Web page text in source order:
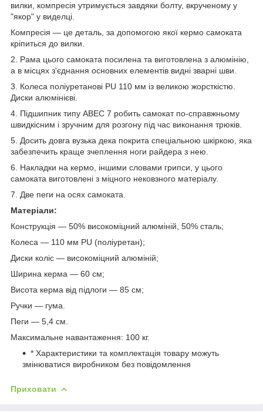
вилки, компресія утримується завдяки болту, вкрученому у
"якор" у виделці.
Компресія — це деталь, за допомогою якої кермо самоката
кріпиться до вилки.
2. Рама цього самоката посилена та виготовлена з алюмінію,
а в місцях з'єднання основних елементів видні зварні шви.
3. Колеса поліуретанові PU 110 мм із великою жорсткістю.
Диски алюмінієві.
4. Підшипник типу ABEC 7 робить самокат по-справжньому
швидкісним і зручним для розгону під час виконання трюків.
5. Досить довга вузька дека покрита спеціальною шкіркою, яка
забезпечить краще зчеплення ноги райдера з нею.
6. Накладки на кермо, іншими словами грипси, у цього
самоката виготовлені з міцного нековзного матеріалу.
7. Две пеги на осях самоката.
Матеріали:
Конструкція — 50% високоміцний алюміній, 50% сталь;
Колеса — 110 мм PU (поліуретан);
Диски коліс — високоміцний алюміній;
Ширина керма — 60 см;
Висота керма від підлоги — 85 см;
Ручки — гума.
Пеги — 5,4 см.
Максимальне навантаження: 100 кг.
* Характеристики та комплектація товару можуть
змінюватися виробником без повідомлення
Приховати